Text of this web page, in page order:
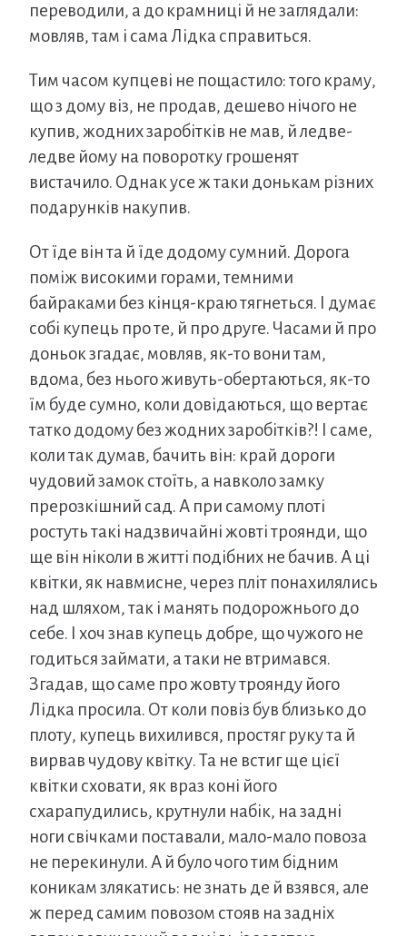
переводили, а до крамниці й не заглядали:
мовляв, там і сама Лідка справиться.
Тим часом купцеві не пощастило: того краму,
що з дому віз, не продав, дешево нічого не
купив, жодних заробітків не мав, й ледве-
ледве йому на поворотку грошенят
вистачило. Однак усе ж таки донькам різних
подарунків накупив.
От їде він та й їде додому сумний. Дорога
поміж високими горами, темними
байраками без кінця-краю тягнеться. І думає
собі купець про те, й про друге. Часами й про
доньок згадає, мовляв, як-то вони там,
вдома, без нього живуть-обертаються, як-то
їм буде сумно, коли довідаються, що вертає
татко додому без жодних заробітків?! І саме,
коли так думав, бачить він: край дороги
чудовий замок стоїть, а навколо замку
прерозкішний сад. А при самому плоті
ростуть такі надзвичайні жовті троянди, що
ще він ніколи в житті подібних не бачив. А ці
квітки, як навмисне, через пліт понахилялись
над шляхом, так і манять подорожнього до
себе. І хоч знав купець добре, що чужого не
годиться займати, а таки не втримався.
Згадав, що саме про жовту троянду його
Лідка просила. От коли повіз був близько до
плоту, купець вихилився, простяг руку та й
вирвав чудову квітку. Та не встиг ще цієї
квітки сховати, як враз коні його
схарапудились, крутнули набік, на задні
ноги свічками поставали, мало-мало повоза
не перекинули. А й було чого тим бідним
коникам злякатись: не знать де й взявся, але
ж перед самим повозом стояв на задніх